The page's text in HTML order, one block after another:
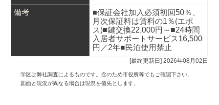
備考
■保証会社加入必須初回50％、
月次保証料は賃料の1％(エポ
ス)■鍵交換22,000円～■24時間
入居者サポートサービス16,500
円／2年■民泊使用禁止
[最終更新日] 2026年08月02日
学区は弊社調査によるものです。念のため市役所等でもご確認下さい。
図面と現況が異なる場合は現況を優先とします。